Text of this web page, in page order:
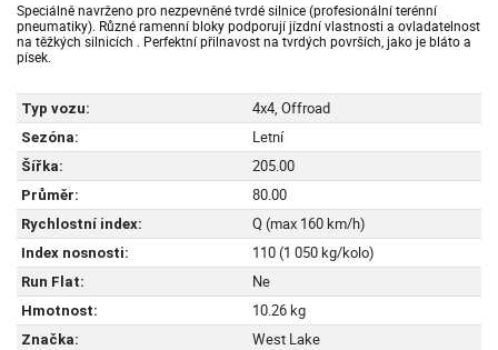
Speciálně navrženo pro nezpevněné tvrdé silnice (profesionální terénní
pneumatiky). Různé ramenní bloky podporují jízdní vlastnosti a ovladatelnost
na těžkých silnicích . Perfektní přilnavost na tvrdých površích, jako je bláto a
písek.
Typ vozu: 4x4, Offroad
Sezóna: Letní
Šířka: 205.00
Průměr: 80.00
Rychlostní index: Q (max 160 km/h)
Index nosnosti: 110 (1 050 kg/kolo)
Run Flat: Ne
Hmotnost: 10.26 kg
Značka: West Lake